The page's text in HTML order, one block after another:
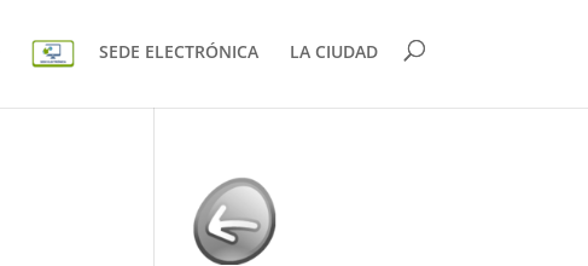
SEDE ELECTRÓNICA LA CIUDAD